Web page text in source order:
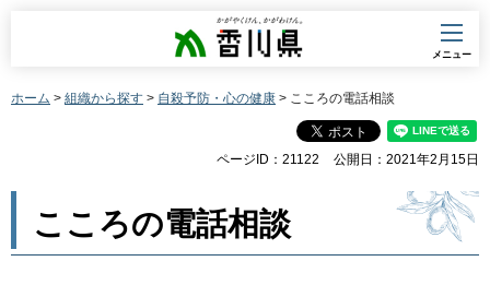
香川県
メニュー
ホーム > 組織から探す > 自殺予防・心の健康 > こころの電話相談
ページID：21122 公開日：2021年2月15日
こころの電話相談